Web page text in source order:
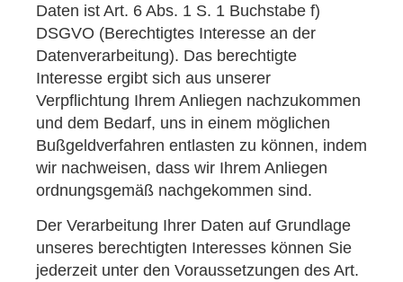
Daten ist Art. 6 Abs. 1 S. 1 Buchstabe f)
DSGVO (Berechtigtes Interesse an der
Datenverarbeitung). Das berechtigte
Interesse ergibt sich aus unserer
Verpflichtung Ihrem Anliegen nachzukommen
und dem Bedarf, uns in einem möglichen
Bußgeldverfahren entlasten zu können, indem
wir nachweisen, dass wir Ihrem Anliegen
ordnungsgemäß nachgekommen sind.
Der Verarbeitung Ihrer Daten auf Grundlage
unseres berechtigten Interesses können Sie
jederzeit unter den Voraussetzungen des Art.